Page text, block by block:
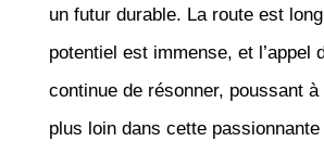
un futur durable. La route est
potentiel est immense, et l’appel
continue de résonner, poussant
plus loin dans cette